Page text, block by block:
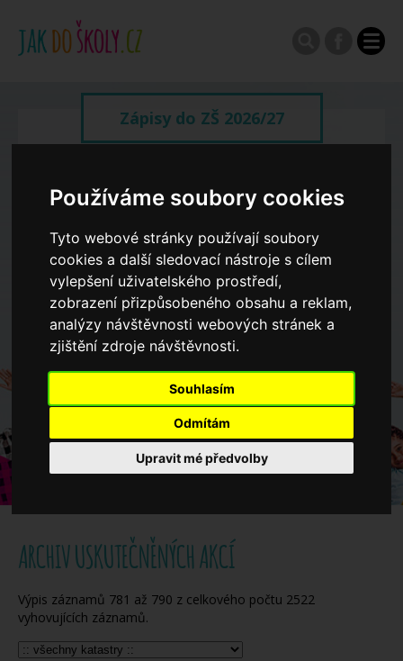
Používáme soubory cookies
Tyto webové stránky používají soubory
cookies a další sledovací nástroje s cílem
vylepšení uživatelského prostředí,
zobrazení přizpůsobeného obsahu a reklam,
analýzy návštěvnosti webových stránek a
zjištění zdroje návštěvnosti.
Souhlasím
Odmítám
Upravit mé předvolby
Zápisy do ZŠ 2026/27
Spádové oblasti ZŠ
Koncepce školství
Dny otevřených dveří ZŠ
Když potřebujete pomoci
Ročenka
ARCHIV USKUTEČNĚNÝCH AKCÍ
Výpis záznamů 781 až 790 z celkového počtu 2522
vyhovujících záznamů.